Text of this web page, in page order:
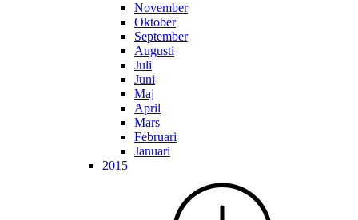
November
Oktober
September
Augusti
Juli
Juni
Maj
April
Mars
Februari
Januari
2015